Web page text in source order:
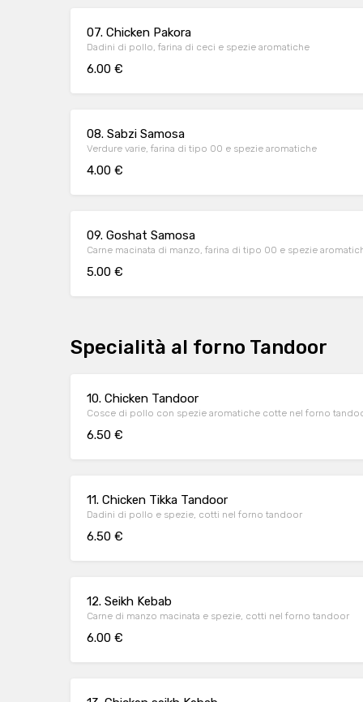
07. Chicken Pakora
Dadini di pollo, farina di ceci e spezie aromatiche
6.00 €
08. Sabzi Samosa
Verdure varie, farina di tipo 00 e spezie aromatiche
4.00 €
09. Goshat Samosa
Carne macinata di manzo, farina di tipo 00 e spezie
5.00 €
Specialità al forno Tandoor
10. Chicken Tandoor
Cosce di pollo con spezie aromatiche cotte nel forno
6.50 €
11. Chicken Tikka Tandoor
Dadini di pollo e spezie, cotti nel forno tandoor
6.50 €
12. Seikh Kebab
Carne di manzo macinata e spezie, cotti nel forno tandoor
6.00 €